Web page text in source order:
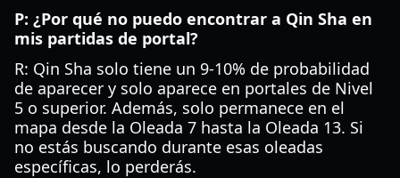
P: ¿Por qué no puedo encontrar a Qin Sha en
mis partidas de portal?
R: Qin Sha solo tiene un 9-10% de probabilidad
de aparecer y solo aparece en portales de Nivel
5 o superior. Además, solo permanece en el
mapa desde la Oleada 7 hasta la Oleada 13. Si
no estás buscando durante esas oleadas
específicas, lo perderás.